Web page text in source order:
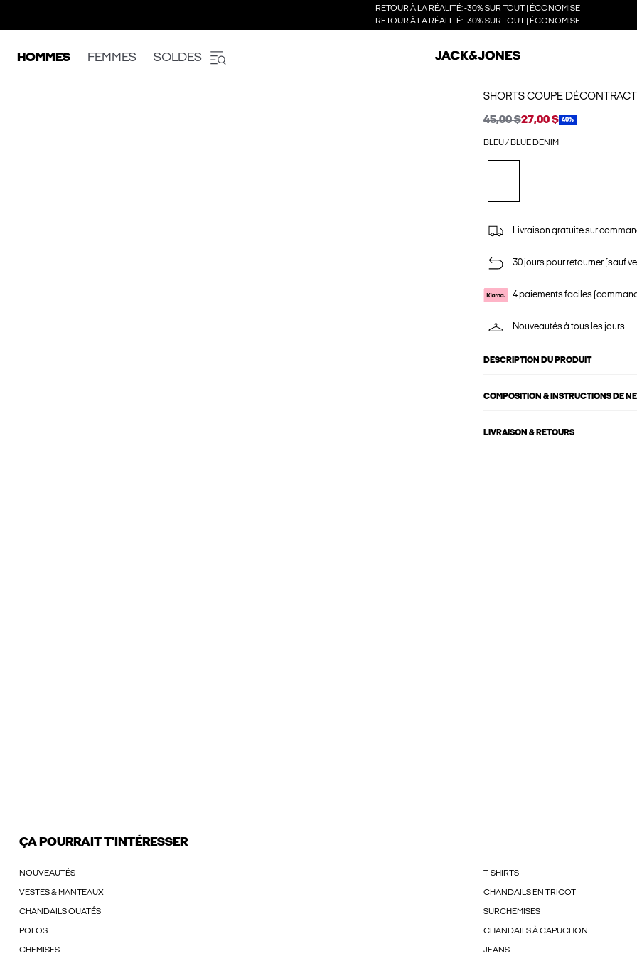
RETOUR À LA RÉALITÉ: -30% SUR TOUT | ÉCONOMISE
RETOUR À LA RÉALITÉ: -30% SUR TOUT | ÉCONOMISE
HOMMES FEMMES SOLDES
SHORTS COUPE
45,00 $27,00 $ 40%
BLEU / BLUE DENIM
Livraison gratuite sur
30 jours pour retourner (sauf
4 paiements faciles
Nouveautés à tous les jours
DESCRIPTION DU PRODUIT
COMPOSITION & INSTRUCTIONS DE
LIVRAISON & RETOURS
ÇA POURRAIT T'INTÉRESSER
NOUVEAUTÉS T-SHIRTS
VESTES & MANTEAUX CHANDAILS EN TRICOT
CHANDAILS OUATÉS SURCHEMISES
POLOS CHANDAILS À CAPUCHON
CHEMISES JEANS